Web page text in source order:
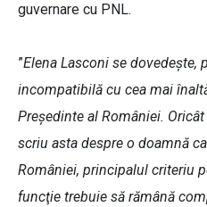
guvernare cu PNL.
”Elena Lasconi se dovedeşte,
incompatibilă cu cea mai
Preşedinte al României.
scriu asta despre o doamnă
României, principalul criteriu
funcţie trebuie să rămână